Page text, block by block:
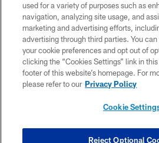
PRIVACY POLICY
TERMS OF USE
ACCESSIBILITY
CONTACT US
SITE MAP
COOKIE
used for a variety of purposes such as
navigation, analyzing site usage, and
marketing and advertising efforts,
advertising through third parties. You
your cookie preferences and opt out of
clicking the “Cookies Settings” link in
footer of this website’s homepage. For
please refer to our Privacy Policy
Cookie
Reject Optional